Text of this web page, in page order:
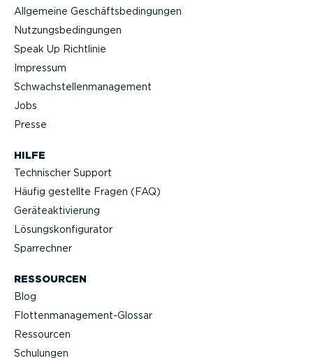
HILFE
Technischer Support
Häufig gestellte Fragen (FAQ)
Geräteak­ti­vierung
Lösungs­kon­fi­gu­rator
Sparrechner
RESSOURCEN
Blog
Flotten­management-Glossar
Ressourcen
Schulungen
Allgemeine Geschäfts­be­din­gungen
Nutzungs­be­din­gungen
Speak Up Richtlinie
Impressum
Schwach­stel­len­ma­nagement
Jobs
Presse